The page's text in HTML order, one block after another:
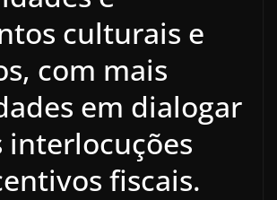
culturais e
com mais
em dialogar
interlocuções
fiscais.